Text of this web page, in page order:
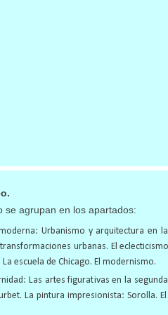
se agrupan en los apartados:
Urbanismo y arquitectura en
transformaciones urbanas. El
escuela de Chicago. El modernismo.
Las artes figurativas en la
La pintura impresionista: Sorolla.